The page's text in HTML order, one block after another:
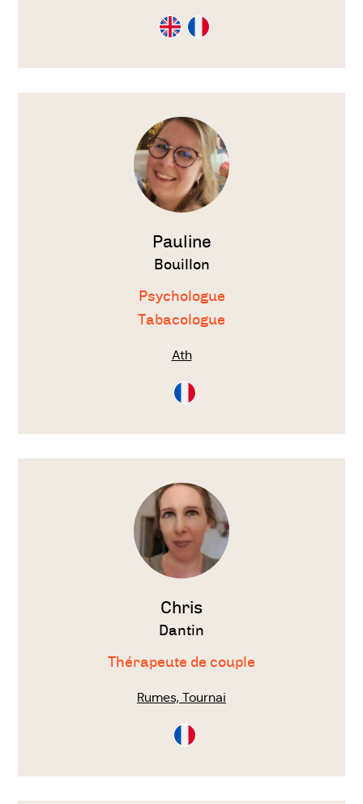
Consultation
en
Consultation
en
Voir
Pauline
Bouillon
Psychologue
Tabacologue
Ath
Consultation
en
Voir
Chris
Dantin
Thérapeute de couple
Rumes, Tournai
Consultation
en